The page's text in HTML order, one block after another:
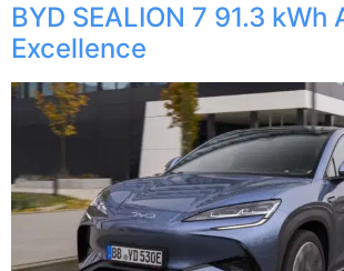
BYD SEALION 7 91.3 kWh
Excellence